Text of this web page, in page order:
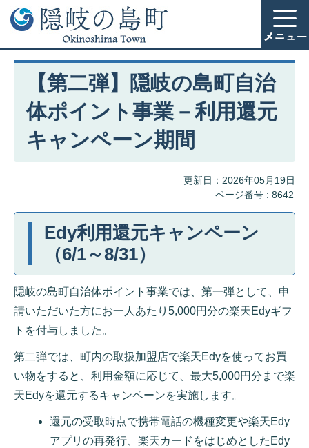
【第二弾】隠岐の島町自治
体ポイント事業－利用還元
キャンペーン期間
更新日：2026年05月19日
ページ番号 : 8642
Edy利用還元キャンペーン
（6/1～8/31）
隠岐の島町自治体ポイント事業では、第一弾として、申
請いただいた方にお一人あたり5,000円分の楽天Edyギフ
トを付与しました。
第二弾では、町内の取扱加盟店で楽天Edyを使ってお買
い物をすると、利用金額に応じて、最大5,000円分まで楽
天Edyを還元するキャンペーンを実施します。
還元の受取時点で携帯電話の機種変更や楽天Edy
アプリの再発行、楽天カードをはじめとしたEdy